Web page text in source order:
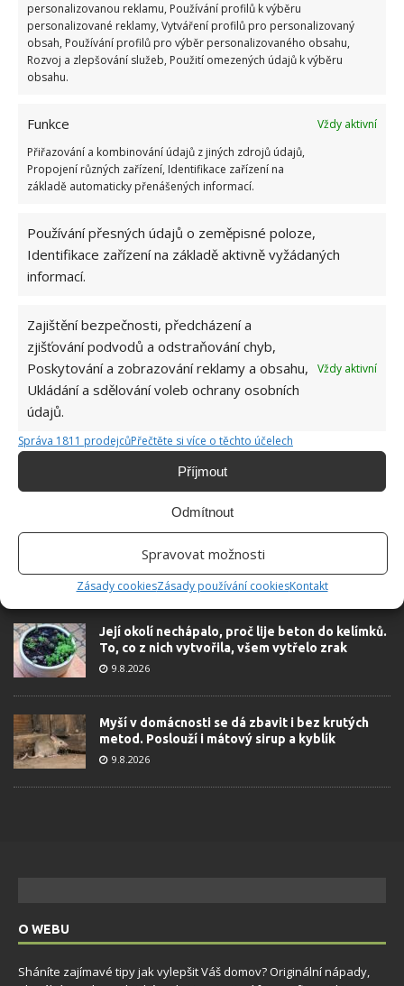
personalizovanou reklamu, Používání profilů k výběru
personalizované reklamy, Vytváření profilů pro personalizovaný
obsah, Používání profilů pro výběr personalizovaného obsahu,
Rozvoj a zlepšování služeb, Použití omezených údajů k výběru
obsahu.
Funkce
Vždy aktivní
Přiřazování a kombinování údajů z jiných zdrojů údajů,
Propojení různých zařízení, Identifikace zařízení na
základě automaticky přenášených informací.
Používání přesných údajů o zeměpisné poloze,
Identifikace zařízení na základě aktivně vyžádaných
informací.
Zajištění bezpečnosti, předcházení a
zjišťování podvodů a odstraňování chyb,
Poskytování a zobrazování reklamy a obsahu,
Ukládání a sdělování voleb ochrany osobních
údajů.
Vždy aktivní
Správa 1811 prodejcůPřečtěte si více o těchto účelech
Příjmout
Odmítnout
Spravovat možnosti
Zásady cookiesZásady používání cookiesKontakt
Pokuta až 10 000 Kč hrozí za nesprávné sekání i
nesekání trávy. Záleží i na prostředku a lokaci
1.6.2026
Kdo je zažil, bez problému získá 12 ze 12 bodů
12.5.2026
dobrý přehled
23.6.2026
socialismu: Tehdejší řidiči musí získat 10 z 10
bodů
obchodě
9.8.2026
Její okolí nechápalo, proč lije beton do kelímků.
To, co z nich vytvořila, všem vytřelo zrak
9.8.2026
Myší v domácnosti se dá zbavit i bez krutých
metod. Poslouží i mátový sirup a kyblík
9.8.2026
O WEBU
Sháníte zajímavé tipy jak vylepšit Váš domov? Originální nápady,